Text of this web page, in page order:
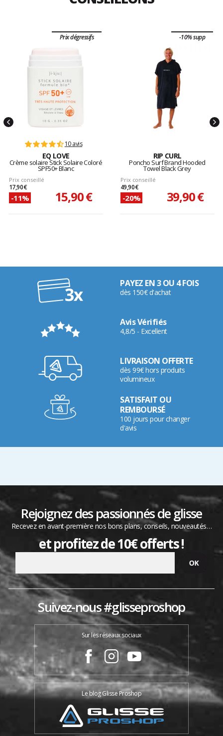
Prix dégressifs
10 avis
EQ LOVE
Crème solaire Stick Solaire Coloré
SPF50+ Blanc
Prix conseillé
17,90 €
-11% 15,90 €
-10% supp
RIP CURL
Poncho Surf Brand Hooded
Towel Black Grey
Prix conseillé
49,90 €
-20% 39,90 €
PAYEZ EN 3 OU 4 FOIS
dès 150€ d'achat
Avis Vérifiés
4,8/5 - Excellent
LIVRAISON OFFERTE
dès 99€ hors produits
volumineux
SATISFAIT OU
REMBOURSÉ
100 jours pour changer
d'avis
Rejoignez des passionnés de glisse
Recevez en avant-première nos bons plans, conseils, nouveautés…
et profitez de 10€ offerts !
Suivez-nous #glisseproshop
Sur les réseaux sociaux
Le blog Glisse Proshop